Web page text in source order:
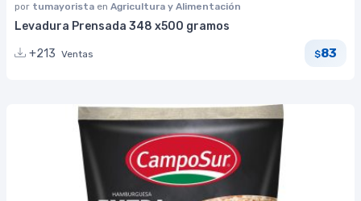
por tumayorista en Agricultura y Alimentación
Levadura Prensada 348 x500 gramos
+213 Ventas $83